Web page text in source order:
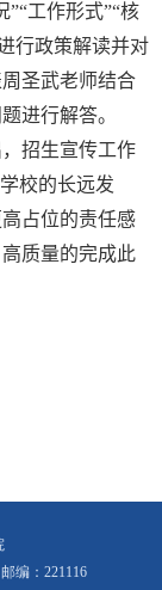
工作形式”“核
行政策解读并对
圣武老师结合
进行解答。
招生宣传工作
校的长远发
占位的责任感
质量的完成此
编：221116